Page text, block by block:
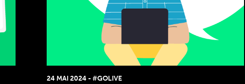
24 MAI 2024 -#GOLIVE